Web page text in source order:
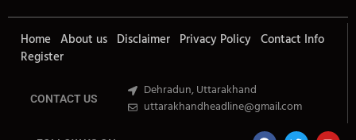
Home About us Disclaimer Privacy Policy Contact Info
Register
CONTACT US
Dehradun, Uttarakhand
uttarakhandheadline@gmail.com